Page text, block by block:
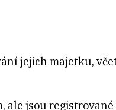
jejich majetku,
jsou registrované